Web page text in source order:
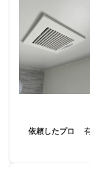
依頼したプロ